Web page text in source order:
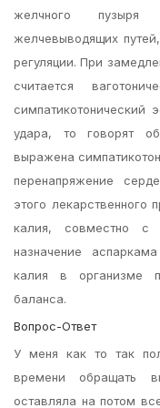
желчного пузыря
желчевыводящих
регуляции. При
считается
симпатикотонический
удара, то говорят
выражена
перенапряжение
этого лекарственного
калия, совместно с
назначение
калия в организме
баланса.
Вопрос-Ответ
У меня как то так
времени обращать
оставляла на потом